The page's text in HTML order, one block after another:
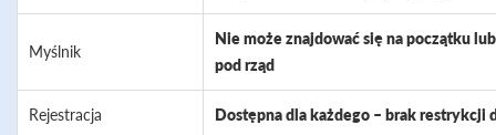
Myślnik
Nie może znajdować się na początku
pod rząd
Rejestracja Dostępna dla każdego – brak